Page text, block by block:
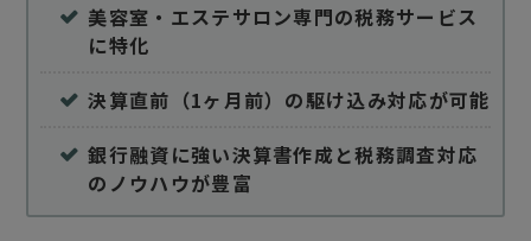
美容室・エステサロン専門の税務サービス
に特化
決算直前（1ヶ月前）の駆け込み対応が可能
銀行融資に強い決算書作成と税務調査対応
のノウハウが豊富